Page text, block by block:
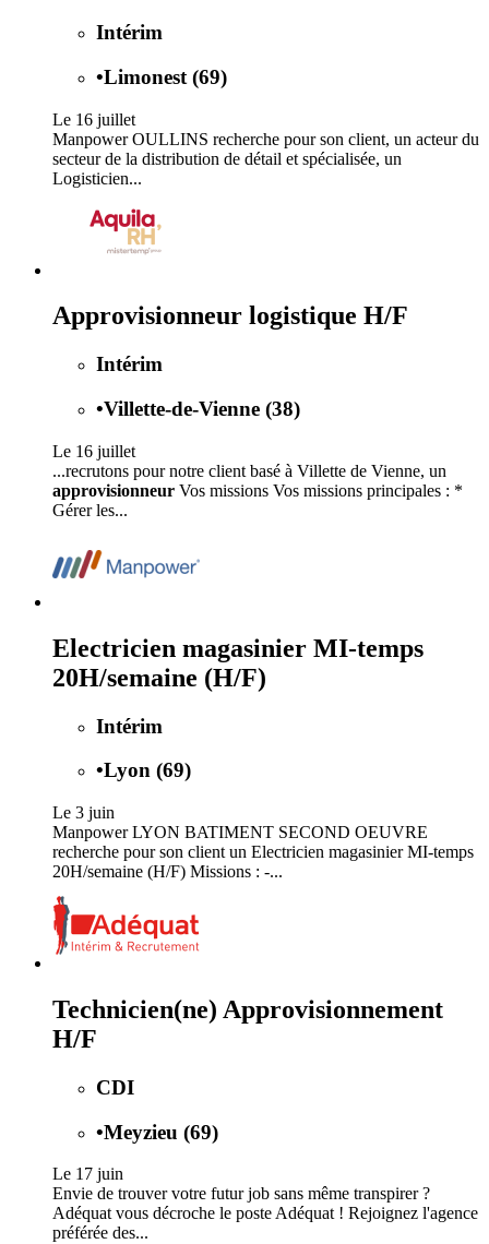
Intérim
•Limonest (69)
Le 16 juillet
Manpower OULLINS recherche pour son client, un acteur du
secteur de la distribution de détail et spécialisée, un
Logisticien...
Approvisionneur logistique H/F
Intérim
•Villette-de-Vienne (38)
Le 16 juillet
...recrutons pour notre client basé à Villette de Vienne, un
approvisionneur Vos missions Vos missions principales : *
Gérer les...
Electricien magasinier MI-temps
20H/semaine (H/F)
Intérim
•Lyon (69)
Le 3 juin
Manpower LYON BATIMENT SECOND OEUVRE
recherche pour son client un Electricien magasinier MI-temps
20H/semaine (H/F) Missions : -...
Technicien(ne) Approvisionnement
H/F
CDI
•Meyzieu (69)
Le 17 juin
Envie de trouver votre futur job sans même transpirer ?
Adéquat vous décroche le poste Adéquat ! Rejoignez l'agence
préférée des...